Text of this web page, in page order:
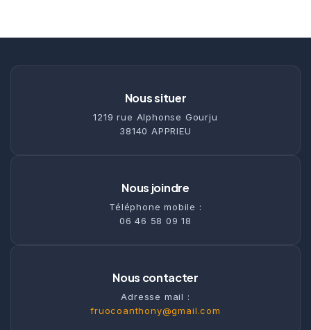
Nous situer
1219 rue Alphonse Gourju
38140 APPRIEU
Nous joindre
Téléphone mobile :
06 46 58 09 18
Nous contacter
Adresse mail :
fruocoanthony@gmail.com